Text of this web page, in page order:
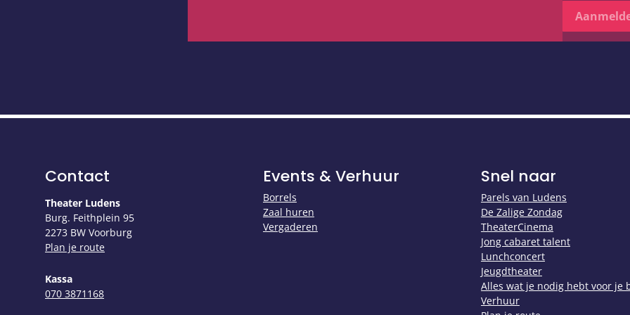
Contact
Theater Ludens
Burg. Feithplein 95
2273 BW Voorburg
Plan je route
Kassa
​​​​​​​070 3871168
Events & Verhuur
Borrels
Zaal huren
Vergaderen
Snel naar
Parels van Ludens
De Zalige Zondag
TheaterCinema
Jong cabaret talent
Lunchconcert
Jeugdtheater
Alles wat je nodig hebt voor je
Verhuur